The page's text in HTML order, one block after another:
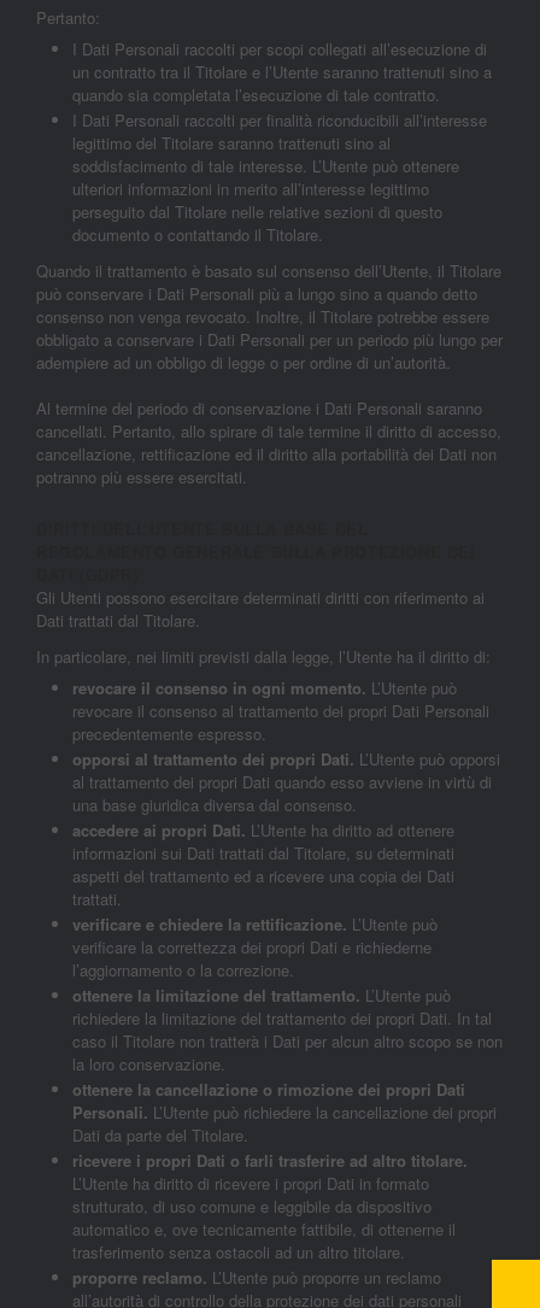
Pertanto:
I Dati Personali raccolti per scopi collegati all’esecuzione di
un contratto tra il Titolare e l’Utente saranno trattenuti sino a
quando sia completata l’esecuzione di tale contratto.
I Dati Personali raccolti per finalità riconducibili all’interesse
legittimo del Titolare saranno trattenuti sino al
soddisfacimento di tale interesse. L’Utente può ottenere
ulteriori informazioni in merito all’interesse legittimo
perseguito dal Titolare nelle relative sezioni di questo
documento o contattando il Titolare.
Quando il trattamento è basato sul consenso dell’Utente, il Titolare
può conservare i Dati Personali più a lungo sino a quando detto
consenso non venga revocato. Inoltre, il Titolare potrebbe essere
obbligato a conservare i Dati Personali per un periodo più lungo per
adempiere ad un obbligo di legge o per ordine di un’autorità.
Al termine del periodo di conservazione i Dati Personali saranno
cancellati. Pertanto, allo spirare di tale termine il diritto di accesso,
cancellazione, rettificazione ed il diritto alla portabilità dei Dati non
potranno più essere esercitati.
Gli Utenti possono esercitare determinati diritti con riferimento ai
Dati trattati dal Titolare.
In particolare, nei limiti previsti dalla legge, l’Utente ha il diritto di:
revocare il consenso in ogni momento. L’Utente può
revocare il consenso al trattamento dei propri Dati Personali
precedentemente espresso.
opporsi al trattamento dei propri Dati. L’Utente può opporsi
al trattamento dei propri Dati quando esso avviene in virtù di
una base giuridica diversa dal consenso.
accedere ai propri Dati. L’Utente ha diritto ad ottenere
informazioni sui Dati trattati dal Titolare, su determinati
aspetti del trattamento ed a ricevere una copia dei Dati
trattati.
verificare e chiedere la rettificazione. L’Utente può
verificare la correttezza dei propri Dati e richiederne
l’aggiornamento o la correzione.
ottenere la limitazione del trattamento. L’Utente può
richiedere la limitazione del trattamento dei propri Dati. In tal
caso il Titolare non tratterà i Dati per alcun altro scopo se non
la loro conservazione.
ottenere la cancellazione o rimozione dei propri Dati
Personali. L’Utente può richiedere la cancellazione dei propri
Dati da parte del Titolare.
ricevere i propri Dati o farli trasferire ad altro titolare.
L’Utente ha diritto di ricevere i propri Dati in formato
strutturato, di uso comune e leggibile da dispositivo
automatico e, ove tecnicamente fattibile, di ottenerne il
trasferimento senza ostacoli ad un altro titolare.
proporre reclamo. L’Utente può proporre un reclamo
all’autorità di controllo della protezione dei dati personali